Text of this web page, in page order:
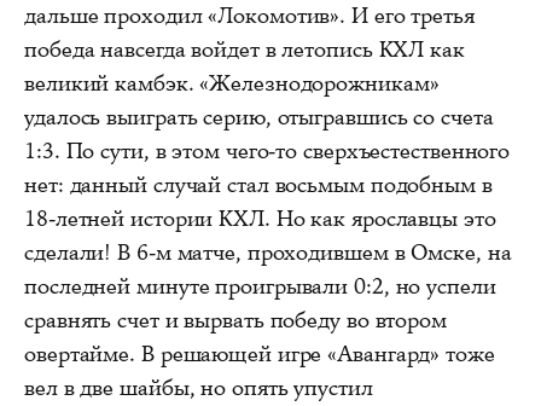
дальше проходил «Локомотив». И его третья
победа навсегда войдет в летопись КХЛ как
великий камбэк. «Железнодорожникам»
удалось выиграть серию, отыгравшись со счета
1:3. По сути, в этом чего-то сверхъестественного
нет: данный случай стал восьмым подобным в
18-летней истории КХЛ. Но как ярославцы это
сделали! В 6-м матче, проходившем в Омске, на
последней минуте проигрывали 0:2, но успели
сравнять счет и вырвать победу во втором
овертайме. В решающей игре «Авангард» тоже
вел в две шайбы, но опять упустил